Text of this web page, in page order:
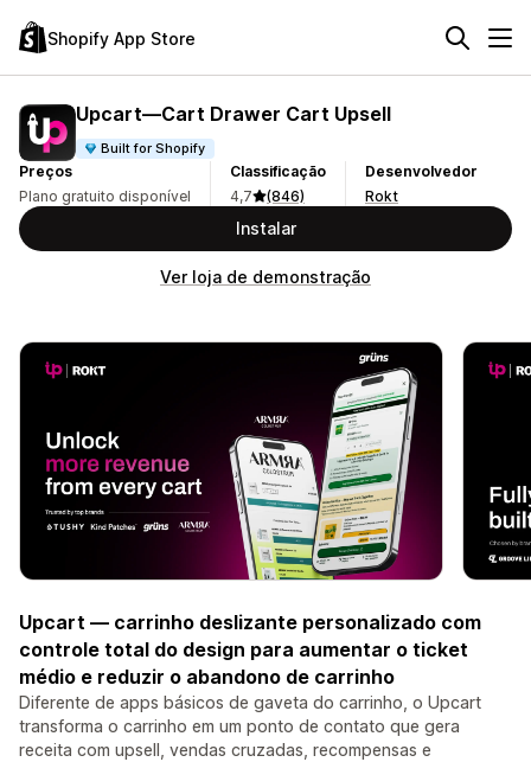
Shopify App Store
Upcart—Cart Drawer Cart Upsell
Built for Shopify
Preços
Plano gratuito disponível
Classificação
4,7
(846)
Desenvolvedor
Rokt
Instalar
Ver loja de demonstração
Upcart — carrinho deslizante personalizado com
controle total do design para aumentar o ticket
médio e reduzir o abandono de carrinho
Diferente de apps básicos de gaveta do carrinho, o Upcart
transforma o carrinho em um ponto de contato que gera
receita com upsell, vendas cruzadas, recompensas e